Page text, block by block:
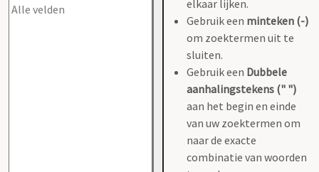
elkaar lijken.
Gebruik een minteken (-)
om zoektermen uit te
sluiten.
Gebruik een Dubbele
aanhalingstekens (" ")
aan het begin en einde
van uw zoektermen om
naar de exacte
combinatie van woorden